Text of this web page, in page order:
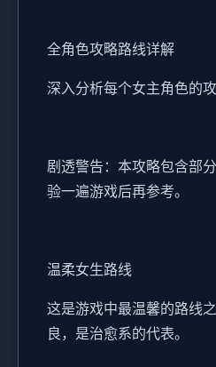
全角色攻略路线详解
深入分析每个女主角色的
剧透警告：本攻略包含部
验一遍游戏后再参考。
温柔女生路线
这是游戏中最温馨的路线
良，是治愈系的代表。